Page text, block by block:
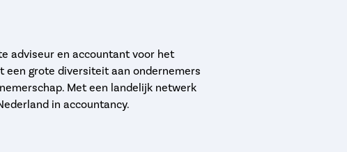
adviseur en accountant voor het
een grote diversiteit aan ondernemers
Met een landelijk netwerk
in accountancy.